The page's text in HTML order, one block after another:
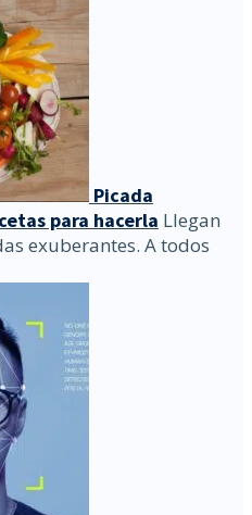
Picada
para hacerla Llegan
exuberantes. A todos